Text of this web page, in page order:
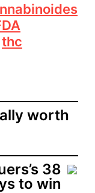
thc
worth
38
to win